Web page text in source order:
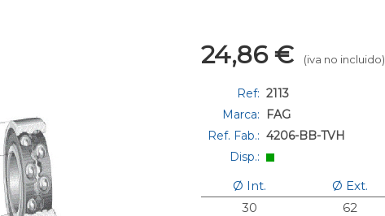
24,86 € (iva no incluido)
Ref:2113
Marca: FAG
Ref. Fab.:4206-BB-TVH
Disp.:
Ø Int. Ø Ext.
30
62